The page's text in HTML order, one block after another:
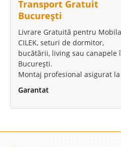
Transport Gratuit
București
Livrare Gratuită pentru Mobila
CILEK, seturi de dormitor,
bucătării, living sau canapele
București.
Montaj profesional asigurat
Garantat